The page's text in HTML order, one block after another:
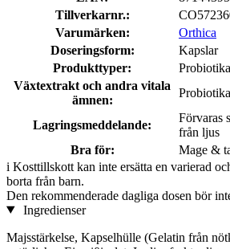
Tillverkarnr.:
Varumärken:
Orthica
Doseringsform:
Kapslar
Produkttyper:
Probiotika
Växtextrakt och andra vitala
ämnen:
Probiotika
Lagringsmeddelande:
Förvaras
från ljus
Bra för:
Mage &
i Kosttillskott kan inte ersätta en varierad
borta från barn.
Den rekommenderade dagliga dosen bör
Ingredienser
Majsstärkelse, Kapselhülle (Gelatin från